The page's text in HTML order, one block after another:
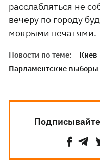
расслабляться не
вечеру по городу
мокрыми печатями.
Новости по теме: Киев
Парламентские